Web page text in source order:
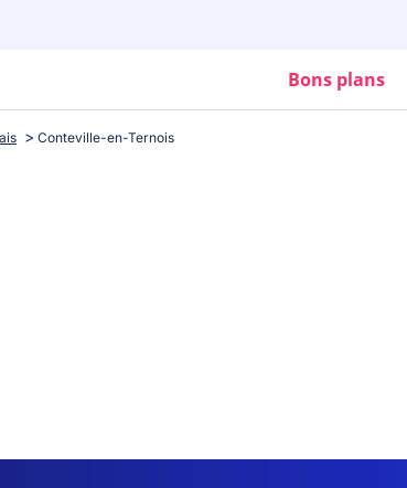
Bons plans
Conteville-en-Ternois